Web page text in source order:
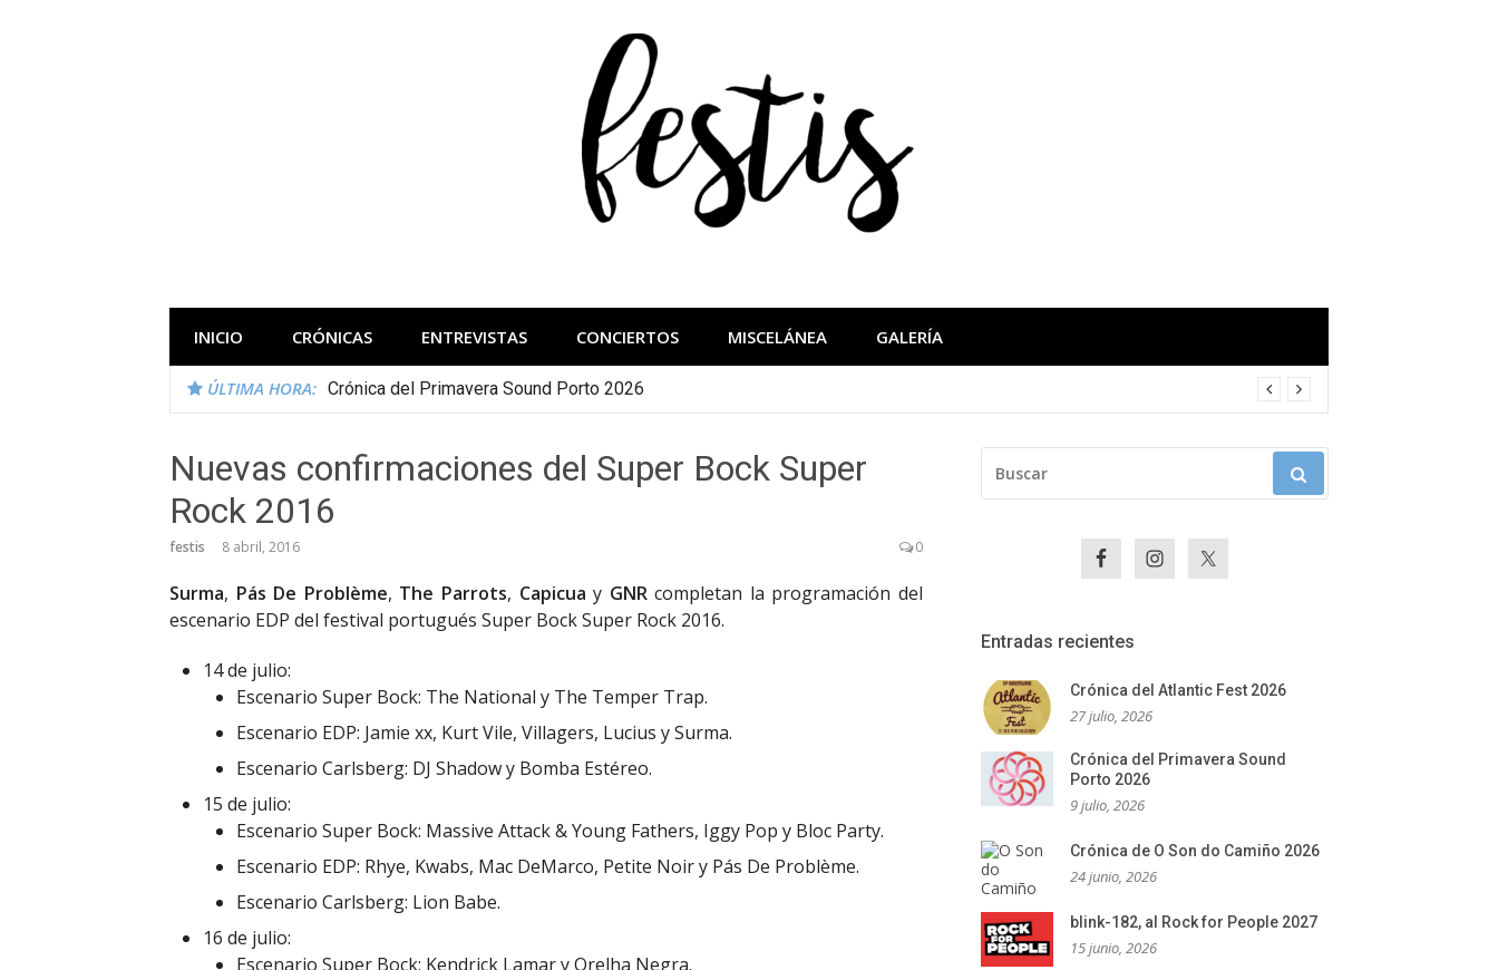
INICIO CRÓNICAS ENTREVISTAS CONCIERTOS MISCELÁNEA GALERÍA
ÚLTIMA HORA: Crónica del Primavera Sound Porto 2026
Nuevas confirmaciones del Super Bock Super
Rock 2016
festis 8 abril, 2016 0
Surma, Pás De Problème, The Parrots, Capicua y GNRcompletan la programación del
escenario EDP del festival portugués Super Bock Super Rock 2016.
14 de julio:
Escenario Super Bock: The National y The Temper Trap.
Escenario EDP: Jamie xx, Kurt Vile, Villagers, Lucius y Surma.
Escenario Carlsberg: DJ Shadow y Bomba Estéreo.
15 de julio:
Escenario Super Bock: Massive Attack & Young Fathers, Iggy Pop y Bloc Party.
Escenario EDP: Rhye, Kwabs, Mac DeMarco, Petite Noir y Pás De Problème.
Escenario Carlsberg: Lion Babe.
16 de julio:
Escenario Super Bock: Kendrick Lamar y Orelha Negra.
Entradas recientes
Crónica del Atlantic Fest 2026
27 julio, 2026
Crónica del Primavera Sound
Porto 2026
9 julio, 2026
Crónica de O Son do Camiño 2026
24 junio, 2026
blink-182, al Rock for People 2027
15 junio, 2026